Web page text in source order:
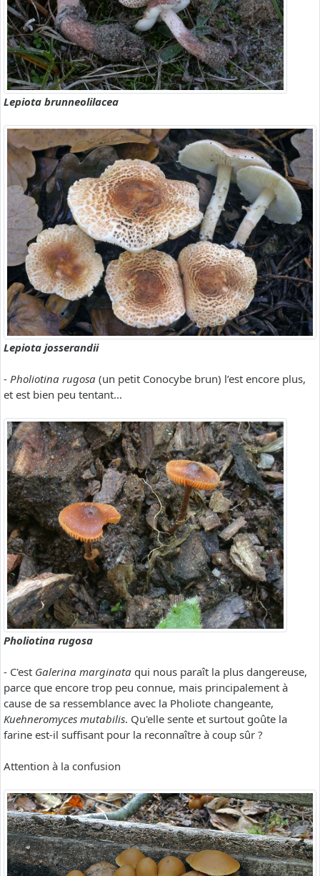
Lepiota brunneolilacea
Lepiota josserandii
- Pholiotina rugosa (un petit Conocybe brun) l’est encore plus,
et est bien peu tentant...
Pholiotina rugosa
- C'est Galerina marginata qui nous paraît la plus dangereuse,
parce que encore trop peu connue, mais principalement à
cause de sa ressemblance avec la Pholiote changeante,
Kuehneromyces mutabilis. Qu'elle sente et surtout goûte la
farine est-il suffisant pour la reconnaître à coup sûr ?
Attention à la confusion